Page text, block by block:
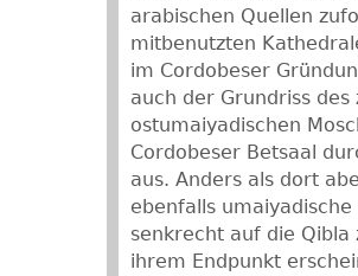
arabischen Quellen
mitbenutzten
im Cordobeser
auch der Grundriss
ostumaiyadischen
Cordobeser Betsaal
aus. Anders als dort
ebenfalls
senkrecht auf die Qibla
ihrem Endpunkt